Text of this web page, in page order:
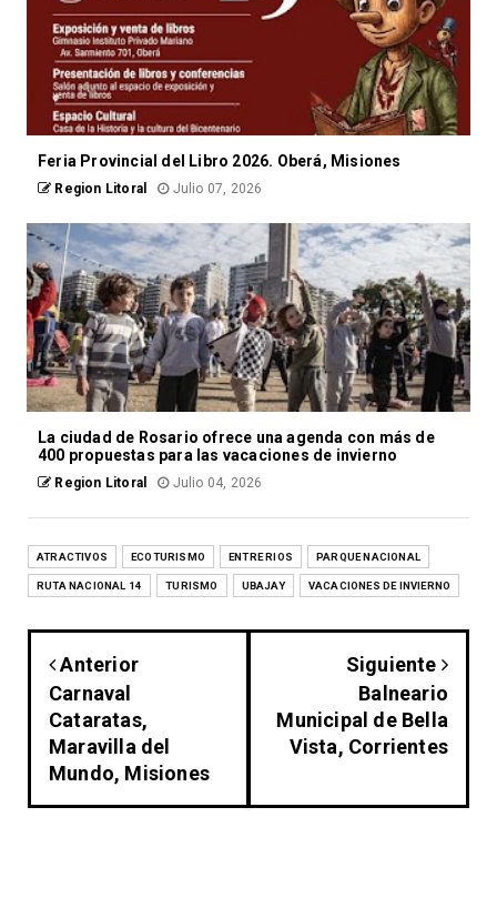
Feria Provincial del Libro 2026. Oberá, Misiones
Region Litoral Julio 07, 2026
La ciudad de Rosario ofrece una agenda con más de
400 propuestas para las vacaciones de invierno
Region Litoral Julio 04, 2026
ATRACTIVOS ECOTURISMO ENTRE RIOS PARQUE NACIONAL
RUTA NACIONAL 14 TURISMO UBAJAY VACACIONES DE INVIERNO
Anterior
Carnaval
Cataratas,
Maravilla del
Mundo, Misiones
Siguiente
Balneario
Municipal de Bella
Vista, Corrientes